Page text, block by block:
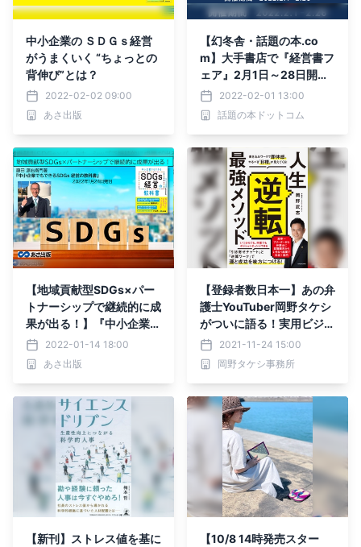
中小企業の ＳＤＧｓ経営
がうまくいく “ちょっとの
背伸び”とは？
2022-02-02 09:00
あさ出版
【幻冬舎・話題の本.co
m】大手書店で『経営書フ
ェア』2月1日～28日開
催！2022-02-01 13:00
話題の本ドットコム
【地域貢献型SDGs×パー
トナーシップで継続的に成
果が出る！】『中小企業で
もできる SDGs経営の教科
書』2022年1月24日(月)
刊行
2022-01-14 18:00
あさ出版
【登録者数日本一】あの弁
護士YouTuber岡野タケシ
がついに語る！実用ビジネ
ス書『人生逆転メソッド』
が11月26日に発売！
2021-11-24 15:00
岡野タケシ事務所
【新刊】ストレス値を基に
【10/8 14時発売スター